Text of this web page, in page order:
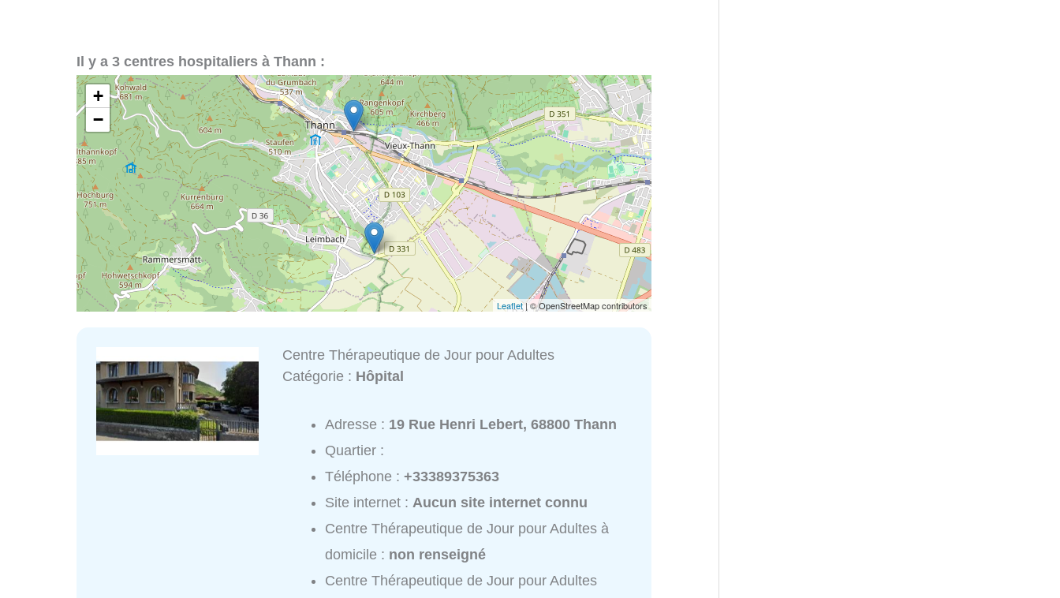
Il y a 3 centres hospitaliers à Thann :
+
−
Leaflet| © OpenStreetMap contributors
Centre Thérapeutique de Jour pour Adultes
Catégorie : Hôpital
Adresse : 19 Rue Henri Lebert, 68800 Thann
Quartier :
Téléphone :+33389375363
Site internet :Aucun site internet connu
Centre Thérapeutique de Jour pour Adultes à
domicile : non renseigné
Centre Thérapeutique de Jour pour Adultes